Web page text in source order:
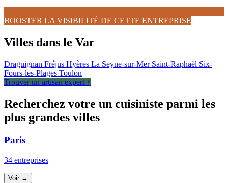
BOOSTER LA VISIBILITÉ DE CETTE ENTREPRISE
Villes dans le Var
Draguignan Fréjus Hyères La Seyne-sur-Mer Saint-Raphaël Six-
Fours-les-Plages Toulon
Trouver un artisan expert ↑
Recherchez votre un cuisiniste parmi les
plus grandes villes
Paris
34 entreprises
Voir →